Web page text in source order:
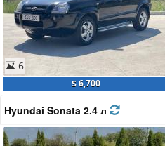
6
$ 6,700
Hyundai Sonata 2.4 л